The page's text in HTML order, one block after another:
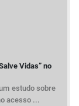
Vidas” no
estudo sobre
acesso ...